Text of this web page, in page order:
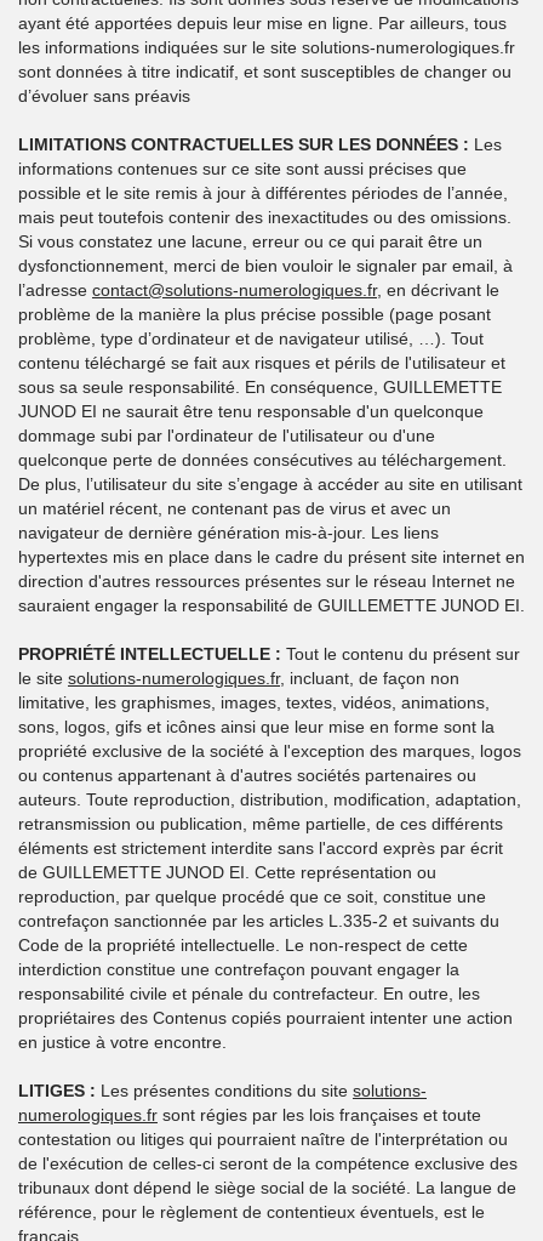
ayant été apportées depuis leur mise en ligne. Par ailleurs, tous
les informations indiquées sur le site solutions-numerologiques.fr
sont données à titre indicatif, et sont susceptibles de changer ou
d’évoluer sans préavis
LIMITATIONS CONTRACTUELLES SUR LES DONNÉES : Les
informations contenues sur ce site sont aussi précises que
possible et le site remis à jour à différentes périodes de l’année,
mais peut toutefois contenir des inexactitudes ou des omissions.
Si vous constatez une lacune, erreur ou ce qui parait être un
dysfonctionnement, merci de bien vouloir le signaler par email, à
l’adresse contact@solutions-numerologiques.fr, en décrivant le
problème de la manière la plus précise possible (page posant
problème, type d’ordinateur et de navigateur utilisé, …). Tout
contenu téléchargé se fait aux risques et périls de l'utilisateur et
sous sa seule responsabilité. En conséquence, GUILLEMETTE
JUNOD EI ne saurait être tenu responsable d'un quelconque
dommage subi par l'ordinateur de l'utilisateur ou d'une
quelconque perte de données consécutives au téléchargement.
De plus, l’utilisateur du site s’engage à accéder au site en utilisant
un matériel récent, ne contenant pas de virus et avec un
navigateur de dernière génération mis-à-jour. Les liens
hypertextes mis en place dans le cadre du présent site internet en
direction d'autres ressources présentes sur le réseau Internet ne
sauraient engager la responsabilité de GUILLEMETTE JUNOD EI.
PROPRIÉTÉ INTELLECTUELLE : Tout le contenu du présent sur
le site solutions-numerologiques.fr, incluant, de façon non
limitative, les graphismes, images, textes, vidéos, animations,
sons, logos, gifs et icônes ainsi que leur mise en forme sont la
propriété exclusive de la société à l'exception des marques, logos
ou contenus appartenant à d'autres sociétés partenaires ou
auteurs. Toute reproduction, distribution, modification, adaptation,
retransmission ou publication, même partielle, de ces différents
éléments est strictement interdite sans l'accord exprès par écrit
de GUILLEMETTE JUNOD EI. Cette représentation ou
reproduction, par quelque procédé que ce soit, constitue une
contrefaçon sanctionnée par les articles L.335-2 et suivants du
Code de la propriété intellectuelle. Le non-respect de cette
interdiction constitue une contrefaçon pouvant engager la
responsabilité civile et pénale du contrefacteur. En outre, les
propriétaires des Contenus copiés pourraient intenter une action
en justice à votre encontre.
LITIGES : Les présentes conditions du site solutions-
numerologiques.fr sont régies par les lois françaises et toute
contestation ou litiges qui pourraient naître de l'interprétation ou
de l'exécution de celles-ci seront de la compétence exclusive des
tribunaux dont dépend le siège social de la société. La langue de
référence, pour le règlement de contentieux éventuels, est le
français.